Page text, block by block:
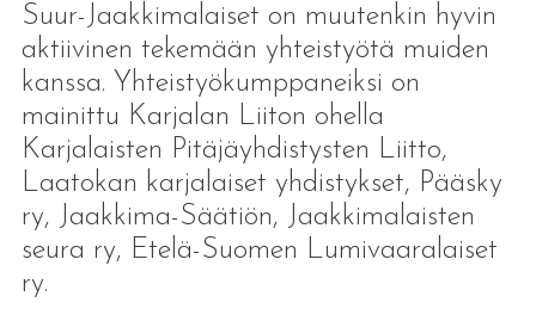
Suur-Jaakkimalaiset on muutenkin hyvin
aktiivinen tekemään yhteistyötä muiden
kanssa. Yhteistyökumppaneiksi on
mainittu Karjalan Liiton ohella
Karjalaisten Pitäjäyhdistysten Liitto,
Laatokan karjalaiset yhdistykset, Pääsky
ry, Jaakkima-Säätiön, Jaakkimalaisten
seura ry, Etelä-Suomen Lumivaaralaiset
ry.